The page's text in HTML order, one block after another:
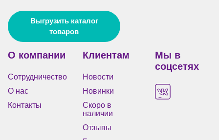
Выгрузить каталог
товаров
О компании
Сотрудничество
О нас
Контакты
Клиентам
Новости
Новинки
Скоро в
наличии
Отзывы
Мы в
соцсетях